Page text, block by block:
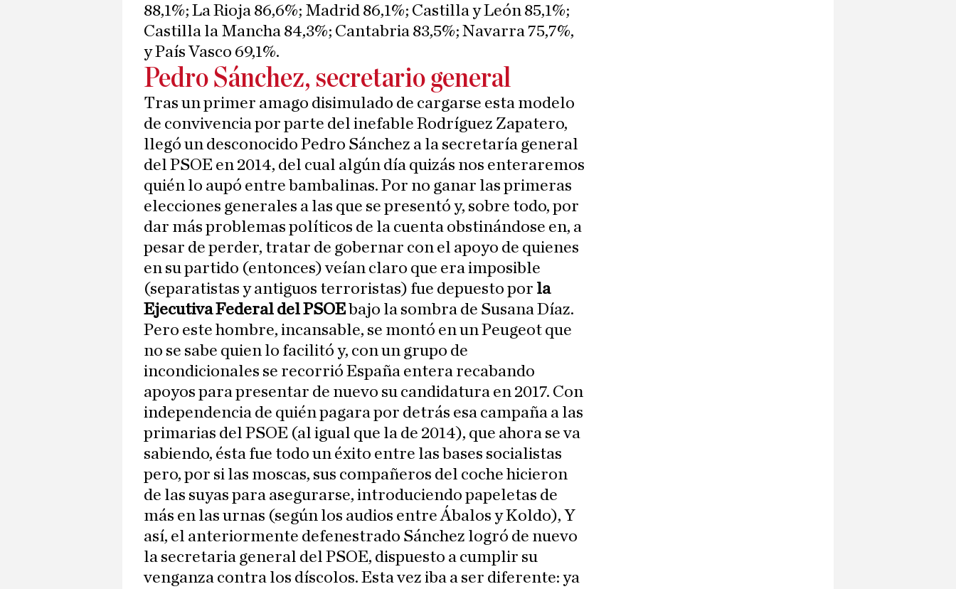
88,1%; La Rioja 86,6%; Madrid 86,1%; Castilla y León 85,1%;
Castilla la Mancha 84,3%; Cantabria 83,5%; Navarra 75,7%,
y País Vasco 69,1%.
Pedro Sánchez, secretario general
Tras un primer amago disimulado de cargarse esta modelo
de convivencia por parte del inefable Rodríguez Zapatero,
llegó un desconocido Pedro Sánchez a la secretaría general
del PSOE en 2014, del cual algún día quizás nos enteraremos
quién lo aupó entre bambalinas. Por no ganar las primeras
elecciones generales a las que se presentó y, sobre todo, por
dar más problemas políticos de la cuenta obstinándose en, a
pesar de perder, tratar de gobernar con el apoyo de quienes
en su partido (entonces) veían claro que era imposible
(separatistas y antiguos terroristas) fue depuesto por la
Ejecutiva Federal del PSOEbajo la sombra de Susana Díaz.
Pero este hombre, incansable, se montó en un Peugeot que
no se sabe quien lo facilitó y, con un grupo de
incondicionales se recorrió España entera recabando
apoyos para presentar de nuevo su candidatura en 2017. Con
independencia de quién pagara por detrás esa campaña a las
primarias del PSOE (al igual que la de 2014), que ahora se va
sabiendo, ésta fue todo un éxito entre las bases socialistas
pero, por si las moscas, sus compañeros del coche hicieron
de las suyas para asegurarse, introduciendo papeletas de
más en las urnas (según los audios entre Ábalos y Koldo), Y
así, el anteriormente defenestrado Sánchez logró de nuevo
la secretaria general del PSOE, dispuesto a cumplir su
venganza contra los díscolos. Esta vez iba a ser diferente: ya